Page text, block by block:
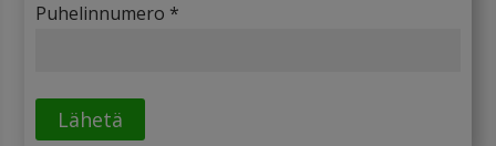
Puhelinnumero *